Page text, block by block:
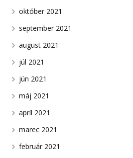
október 2021
september 2021
august 2021
júl 2021
jún 2021
máj 2021
apríl 2021
marec 2021
február 2021